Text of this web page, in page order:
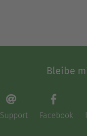
Bleibe
Support Facebook